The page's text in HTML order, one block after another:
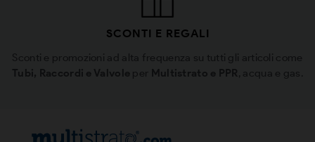
SCONTI E REGALI
Sconti e promozioni ad alta frequenza su tutti gli articoli come
Tubi, Raccordi e Valvole per Multistrato e PPR , acqua e gas.